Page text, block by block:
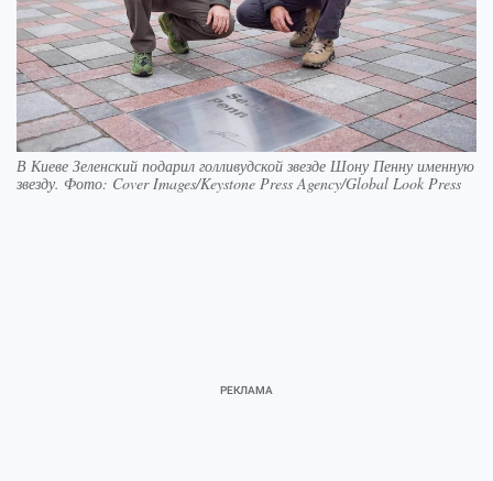
В Киеве Зеленский подарил голливудской звезде Шону Пенну именную
звезду. Фото: Cover Images/Keystone Press Agency/Global Look Press